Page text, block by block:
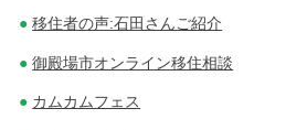
移住者の声:石田さんご紹介
御殿場市オンライン移住相談
カムカムフェス